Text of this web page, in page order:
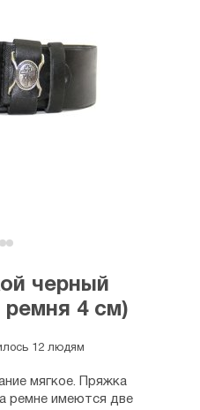
черный
4 см)
12 людям
мягкое. Пряжка
ремне имеются две